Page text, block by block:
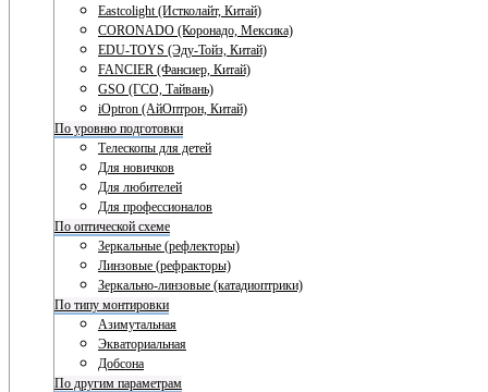
Eastcolight (Истколайт, Китай)
CORONADO (Коронадо, Мексика)
EDU-TOYS (Эду-Тойз, Китай)
FANCIER (Фансиер, Китай)
GSO (ГСО, Тайвань)
iOptron (АйОптрон, Китай)
По уровню подготовки
Телескопы для детей
Для новичков
Для любителей
Для профессионалов
По оптической схеме
Зеркальные (рефлекторы)
Линзовые (рефракторы)
Зеркально-линзовые (катадиоптрики)
По типу монтировки
Азимутальная
Экваториальная
Добсона
По другим параметрам